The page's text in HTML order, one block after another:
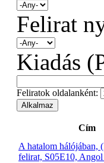
Felirat
Kiadás
Feliratok oldalanként:
Cím
A hatalom hálójában,
felirat, S05E10,